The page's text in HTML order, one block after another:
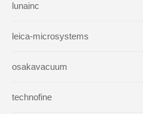
lunainc
leica-microsystems
osakavacuum
technofine